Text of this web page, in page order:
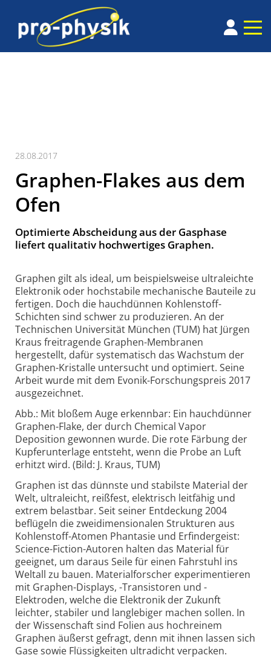
28.08.2017
Graphen-Flakes aus dem
Ofen
Optimierte Abscheidung aus der Gasphase
liefert qualitativ hochwertiges Graphen.
Graphen gilt als ideal, um beispielsweise ultraleichte
Elektronik oder hoch­stabile mechanische Bauteile zu
fertigen. Doch die hauchdünnen Kohlenstoff-
Schichten sind schwer zu produzieren. An der
Technischen Universität München (TUM) hat Jürgen
Kraus freitragende Graphen-Membranen
hergestellt, dafür systematisch das Wachstum der
Graphen-Kristalle untersucht und optimiert. Seine
Arbeit wurde mit dem Evonik-Forschungs­preis 2017
ausgezeichnet.
Abb.: Mit bloßem Auge erkennbar: Ein hauchdünner
Graphen-Flake, der durch Chemical Vapor
Deposition gewonnen wurde. Die rote Färbung der
Kupferunterlage entsteht, wenn die Probe an Luft
erhitzt wird. (Bild: J. Kraus, TUM)
Graphen ist das dünnste und stabilste Material der
Welt, ultraleicht, reißfest, elektrisch leitfähig und
extrem belastbar. Seit seiner Entdeckung 2004
beflügeln die zwei­dimensionalen Strukturen aus
Kohlenstoff-Atomen Phantasie und Erfindergeist:
Science-Fiction-Autoren halten das Material für
geeignet, um daraus Seile für einen Fahrstuhl ins
Weltall zu bauen. Materialforscher experimentieren
mit Graphen-Displays, -Transistoren und -
Elektroden, welche die Elektronik der Zukunft
leichter, stabiler und langlebiger machen sollen. In
der Wissenschaft sind Folien aus hochreinem
Graphen äußerst gefragt, denn mit ihnen lassen sich
Gase sowie Flüssigkeiten ultradicht verpacken.